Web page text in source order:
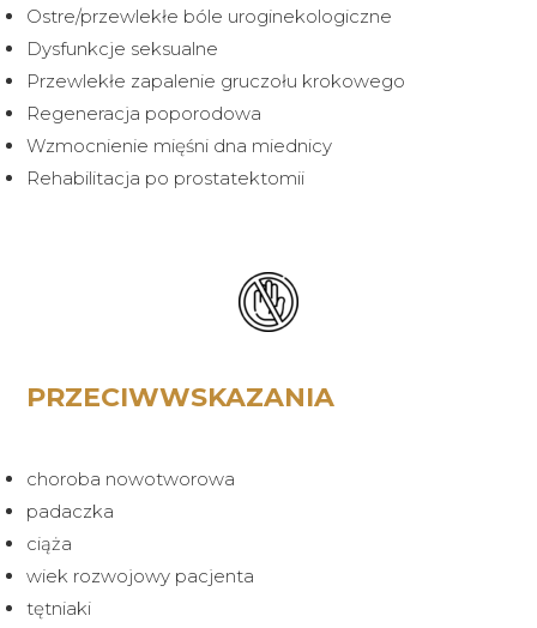
Ostre/przewlekłe bóle uroginekologiczne
Dysfunkcje seksualne
Przewlekłe zapalenie gruczołu krokowego
Regeneracja poporodowa
Wzmocnienie mięśni dna miednicy
Rehabilitacja po prostatektomii
PRZECIWWSKAZANIA
choroba nowotworowa
padaczka
ciąża
wiek rozwojowy pacjenta
tętniaki